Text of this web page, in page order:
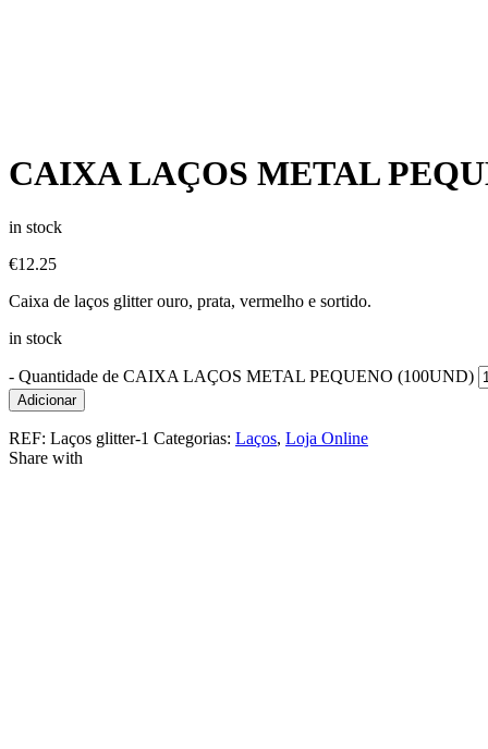
CAIXA LAÇOS METAL
in stock
€12.25
Caixa de laços glitter ouro, prata, vermelho e sortido.
in stock
- Quantidade de CAIXA LAÇOS METAL PEQUENO (100UND)
Adicionar
REF: Laços glitter-1 Categorias: Laços, Loja Online
Share with